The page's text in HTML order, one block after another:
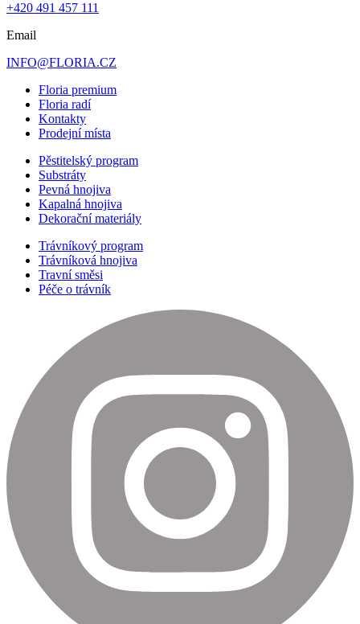
+420 491 457 111
Email
INFO@FLORIA.CZ
Floria premium
Floria radí
Kontakty
Prodejní místa
Pěstitelský program
Substráty
Pevná hnojiva
Kapalná hnojiva
Dekorační materiály
Trávníkový program
Trávníková hnojiva
Travní směsi
Péče o trávník